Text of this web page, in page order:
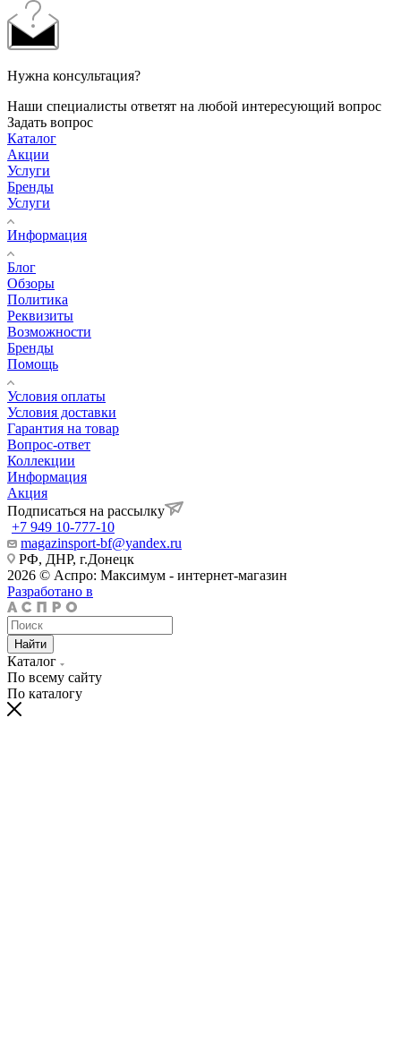
Нужна консультация?
Наши специалисты ответят на любой интересующий вопрос
Задать вопрос
Каталог
Акции
Услуги
Бренды
Услуги
Информация
Блог
Обзоры
Политика
Реквизиты
Возможности
Бренды
Помощь
Условия оплаты
Условия доставки
Гарантия на товар
Вопрос-ответ
Коллекции
Информация
Акция
Подписаться на рассылку
+7 949 10-777-10
magazinsport-bf@yandex.ru
РФ, ДНР, г.Донецк
2026 © Аспро: Максимум - интернет-магазин
Разработано в
Найти
Каталог
По всему сайту
По каталогу